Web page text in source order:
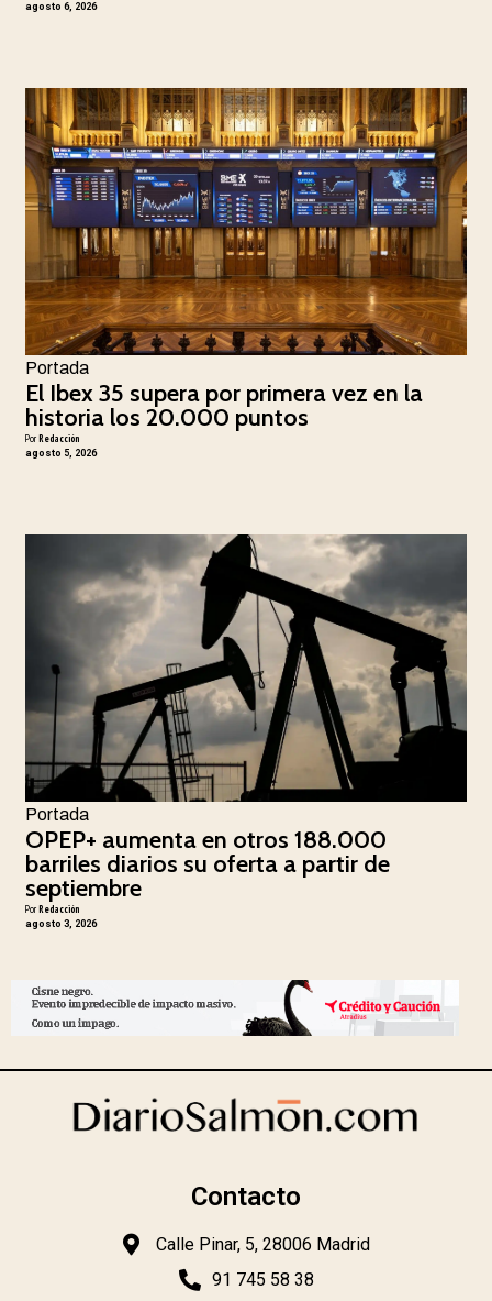
agosto 6, 2026
Portada
El Ibex 35 supera por primera vez en la
historia los 20.000 puntos
Por Redacción
agosto 5, 2026
Portada
OPEP+ aumenta en otros 188.000
barriles diarios su oferta a partir de
septiembre
Por Redacción
agosto 3, 2026
Contacto
Calle Pinar, 5, 28006 Madrid
91 745 58 38